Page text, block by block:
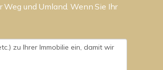
Weg und Umland. Wenn Sie Ihr